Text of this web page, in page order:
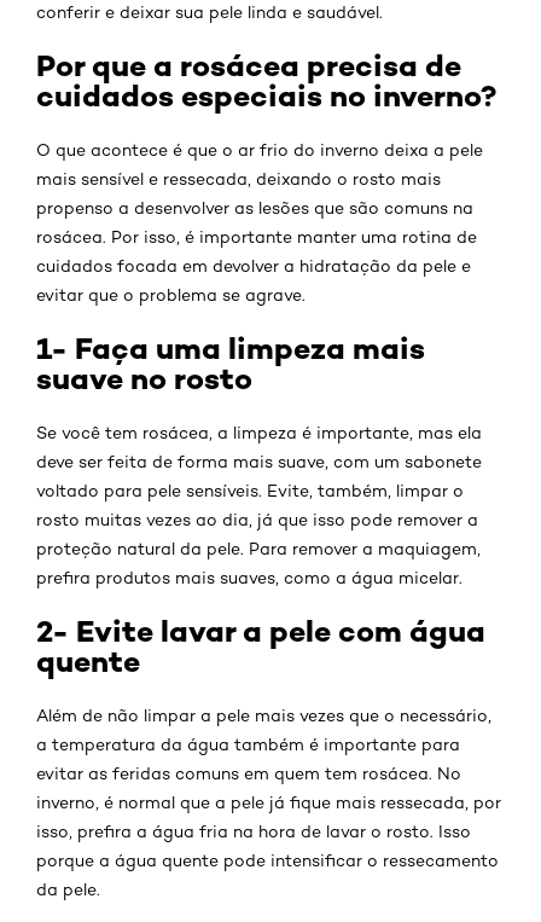
conferir e deixar sua pele linda e saudável.
Por que a rosácea precisa de
cuidados especiais no inverno?
O que acontece é que o ar frio do inverno deixa a pele
mais sensível e ressecada, deixando o rosto mais
propenso a desenvolver as lesões que são comuns na
rosácea. Por isso, é importante manter uma rotina de
cuidados focada em devolver a hidratação da pele e
evitar que o problema se agrave.
1- Faça uma limpeza mais
suave no rosto
Se você tem rosácea, a limpeza é importante, mas ela
deve ser feita de forma mais suave, com um sabonete
voltado para pele sensíveis. Evite, também, limpar o
rosto muitas vezes ao dia, já que isso pode remover a
proteção natural da pele. Para remover a maquiagem,
prefira produtos mais suaves, como a água micelar.
2- Evite lavar a pele com água
quente
Além de não limpar a pele mais vezes que o necessário,
a temperatura da água também é importante para
evitar as feridas comuns em quem tem rosácea. No
inverno, é normal que a pele já fique mais ressecada, por
isso, prefira a água fria na hora de lavar o rosto. Isso
porque a água quente pode intensificar o ressecamento
da pele.